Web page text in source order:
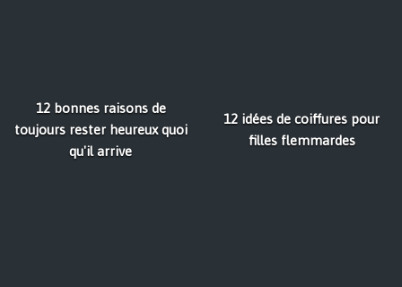
12 bonnes raisons de
toujours rester heureux quoi
qu'il arrive
12 idées de coiffures pour
filles flemmardes